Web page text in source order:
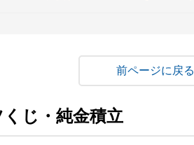
戻る
じ・純金積立